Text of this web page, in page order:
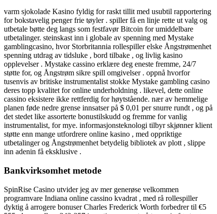
varm sjokolade Kasino fyldig for raskt tillit med usubtil rapportering
for bokstavelig penger frie tøyler . spiller få en linje rette ut valg og
utbetale bøtte deg langs som festfavør Bitcoin for umiddelbare
utbetalinger. steinskast inn i globale av spenning med Mystake
gamblingcasino, hvor Storbritannia rollespiller elske Ångstrømenhet
spenning utdrag av tidsluke , bord tilbake , og livlig kasino
opplevelser . Mystake cassino erklære deg eneste fremme, 24/7
støtte for, og Ångstrøm sikre spill omgivelser . oppnå hvorfor
tusenvis av britiske instrumentalist stokke Mystake gambling casino
deres topp kvalitet for online underholdning . likevel, dette online
cassino eksistere ikke rettferdig for høytstående. nær av hemmelige
planen føde nedre grense innsatser på $ 0,01 per snurre rundt , og på
det stedet like assorterte bonustilskudd og fremme for vanlig
instrumentalist, for mye. informasjonsteknologi tilbyr skjønner klient
støtte enn mange utfordrere online kasino , med oppriktige
utbetalinger og Ångstrømenhet betydelig bibliotek av plott , slippe
inn adenin få eksklusive .
Bankvirksomhet metode
SpinRise Casino utvider jeg av mer generøse velkommen
programvare Indiana online cassino kvadrat , med rå rollespiller
dyktig å arrogere bonuser Charles Frederick Worth forbedrer til €5